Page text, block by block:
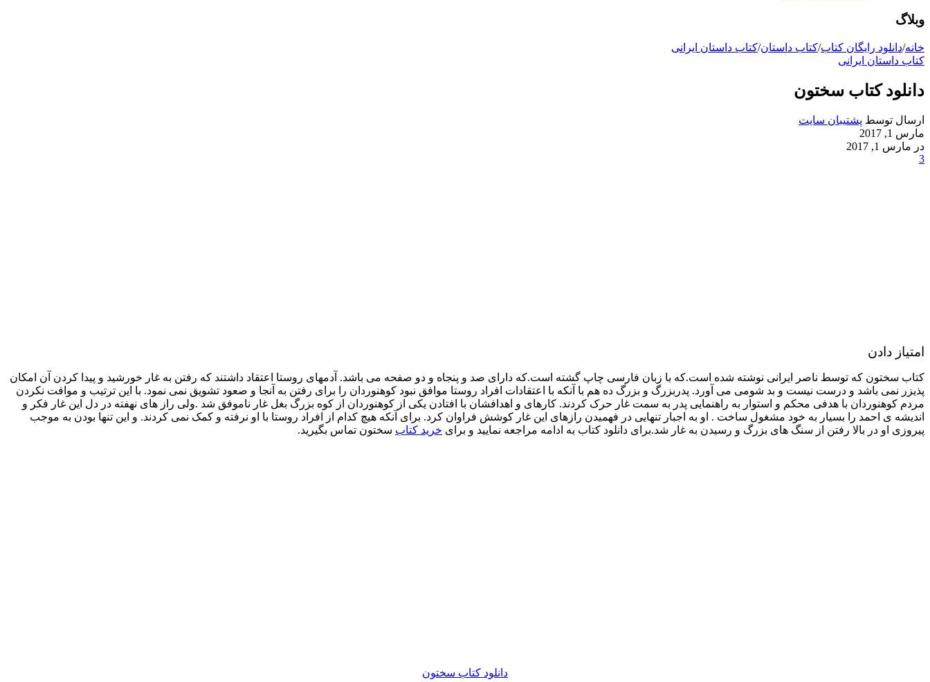
وبلاگ
خانه/دانلود رایگان کتاب/کتاب داستان/کتاب داستان ایرانی
کتاب داستان ایرانی
دانلود کتاب سختون
ارسال توسط پشتیبان سایت
مارس 1, 2017
در مارس 1, 2017
3
امتیاز دادن
کتاب سختون که توسط ناصر ایرانی نوشته شده است.که با زبان فارسی چاپ گشته است.که دارای صد و پنجاه و دو صفحه می باشد. آدمهای روستا اعتقاد داشتند که رفتن به غار خورشید و پیدا کردن آن امکان
پذیزر نمی باشد و درست نیست و بد شومی می آورد. پدربزرگ و بزرگ ده هم با آنکه با اعتقادات افراد روستا موافق نبود کوهنوردان را برای رفتن به آنجا و صعود تشویق نمی نمود. با این ترتیب و موافت نکردن
مردم کوهنوردان با هدفی محکم و استوار به راهنمایی پدر به سمت غار حرک کردند. کارهای و اهدافشان با افتادن یکی از کوهنوردان از کوه بزرگ بغل غار ناموفق شد .ولی راز های نهفته در دل این غار فکر و
اندیشه ی احمد را بسیار به خود مشغول ساخت . او به اجبار تنهایی در فهمیدن رازهای این غار کوشش فراوان کرد. برای آنکه هیچ کدام از افراد روستا با او نرفته و کمک نمی کردند. و این تنها بودن به موجب
پیروزی او در بالا رفتن از سنگ های بزرگ و رسیدن به غار شد.برای دانلود کتاب به ادامه مراجعه نمایید و برای خرید کتاب سختون تماس بگیرید.
دانلود کتاب سختون